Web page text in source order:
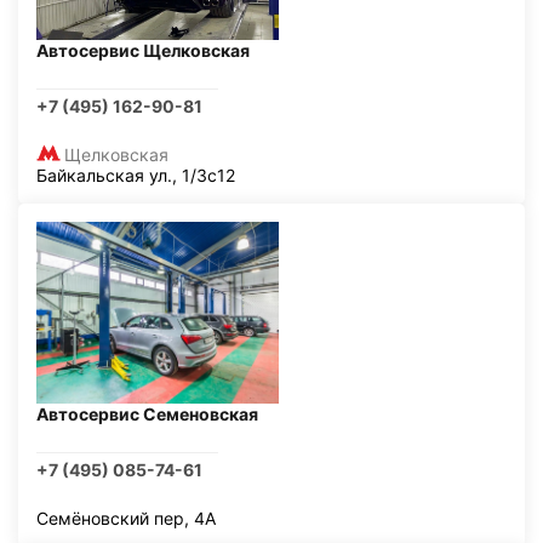
Автосервис Щелковская
+7 (495) 162-90-81
Щелковская
Байкальская ул., 1/3с12
Автосервис Семеновская
+7 (495) 085-74-61
Семёновский пер, 4А